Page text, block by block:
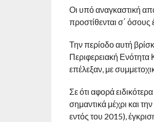
Οι υπό αναγκαστική
προστίθενται σ΄ όσους
Την περίοδο αυτή
Περιφερειακή Ενότητα
επέλεξαν, με
Σε ότι αφορά
σημαντικά μέχρι και
εντός του 2015),